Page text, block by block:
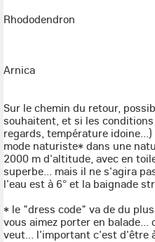
Rhododendron
Arnica
Sur le chemin du retour,
souhaitent, et si les
regards, température
mode naturiste* dans une
2000 m d'altitude, avec en
superbe... mais il ne s'agira
l'eau est à 6° et la baignade
* le "dress code" va de du
vous aimez porter en
veut... l'important c'est d'être